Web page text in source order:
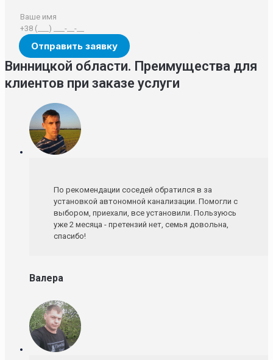
Винницкой области. Преимущества для
клиентов при заказе услуги
По рекомендации соседей обратился в за
установкой автономной канализации. Помогли с
выбором, приехали, все установили. Пользуюсь
уже 2 месяца - претензий нет, семья довольна,
спасибо!
Валера